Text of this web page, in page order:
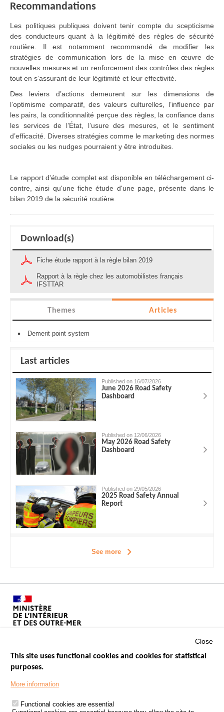
Recommandations
Les politiques publiques doivent tenir compte du scepticisme
des conducteurs quant à la légitimité des règles de sécurité
routière. Il est notamment recommandé de modifier les
stratégies de communication lors de la mise en œuvre de
nouvelles mesures et un renforcement des contrôles des règles
tout en s’assurant de leur légitimité et leur effectivité.
Des leviers d’actions demeurent sur les dimensions de
l’optimisme comparatif, des valeurs culturelles, l’influence par
les pairs, la conditionnalité perçue des règles, la confiance dans
les services de l’État, l’usure des mesures, et le sentiment
d’efficacité. Diverses stratégies comme le marketing des normes
sociales ou les nudges pourraient y être introduites.
Le rapport d'étude complet est disponible en téléchargement ci-
contre, ainsi qu'une fiche étude d'une page, présente dans le
bilan 2019 de la sécurité routière.
Download(s)
Fiche étude rapport à la règle bilan 2019
Rapport à la règle chez les automobilistes français
IFSTTAR
Themes Articles
Demerit point system
Last articles
Published on 16/07/2026
June 2026 Road Safety
Dashboard
Published on 12/06/2026
May 2026 Road Safety
Dashboard
Published on 29/05/2026
2025 Road Safety Annual
Report
See more
Footer
PROCESSING OF PERSONAL DATA FROM ROAD ACCIDENTS
Close
This site uses functional cookies and cookies for statistical
purposes.
More information
Functional cookies are essential